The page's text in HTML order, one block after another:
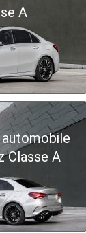
A
Classe A